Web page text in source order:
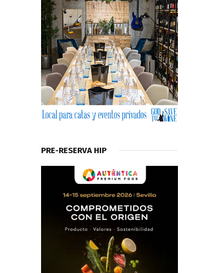
PRE-RESERVA HIP